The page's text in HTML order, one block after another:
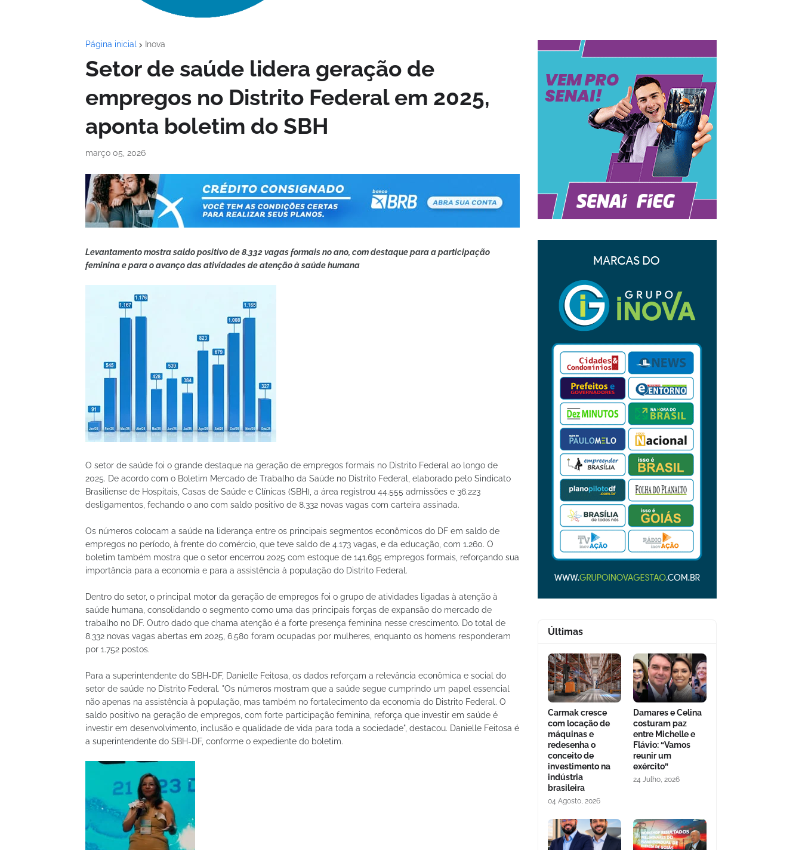
Página inicial Inova
Setor de saúde lidera geração de
empregos no Distrito Federal em 2025,
aponta boletim do SBH
março 05, 2026
Levantamento mostra saldo positivo de 8.332 vagas formais no ano, com destaque para a participação
feminina e para o avanço das atividades de atenção à saúde humana
O setor de saúde foi o grande destaque na geração de empregos formais no Distrito Federal ao longo de
2025. De acordo com o Boletim Mercado de Trabalho da Saúde no Distrito Federal, elaborado pelo Sindicato
Brasiliense de Hospitais, Casas de Saúde e Clínicas (SBH), a área registrou 44.555 admissões e 36.223
desligamentos, fechando o ano com saldo positivo de 8.332 novas vagas com carteira assinada.
Os números colocam a saúde na liderança entre os principais segmentos econômicos do DF em saldo de
empregos no período, à frente do comércio, que teve saldo de 4.173 vagas, e da educação, com 1.260. O
boletim também mostra que o setor encerrou 2025 com estoque de 141.695 empregos formais, reforçando sua
importância para a economia e para a assistência à população do Distrito Federal.
Dentro do setor, o principal motor da geração de empregos foi o grupo de atividades ligadas à atenção à
saúde humana, consolidando o segmento como uma das principais forças de expansão do mercado de
trabalho no DF. Outro dado que chama atenção é a forte presença feminina nesse crescimento. Do total de
8.332 novas vagas abertas em 2025, 6.580 foram ocupadas por mulheres, enquanto os homens responderam
por 1.752 postos.
Para a superintendente do SBH-DF, Danielle Feitosa, os dados reforçam a relevância econômica e social do
setor de saúde no Distrito Federal. "Os números mostram que a saúde segue cumprindo um papel essencial
não apenas na assistência à população, mas também no fortalecimento da economia do Distrito Federal. O
saldo positivo na geração de empregos, com forte participação feminina, reforça que investir em saúde é
investir em desenvolvimento, inclusão e qualidade de vida para toda a sociedade", destacou. Danielle Feitosa é
a superintendente do SBH-DF, conforme o expediente do boletim.
Últimas
Carmak cresce
com locação de
máquinas e
redesenha o
conceito de
investimento na
indústria
brasileira
04 Agosto, 2026
Damares e Celina
costuram paz
entre Michelle e
Flávio: “Vamos
reunir um
exército”
24 Julho, 2026